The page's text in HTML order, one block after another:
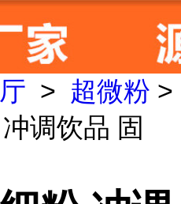
> 超微粉 >
调饮品 固